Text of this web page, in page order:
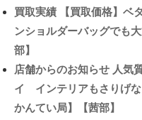
買取実績 【買取価格】ベ
ンショルダーバッグでも
部】
店舗からのお知らせ 人気
イ インテリアもさりげな
かんてい局】【茜部】